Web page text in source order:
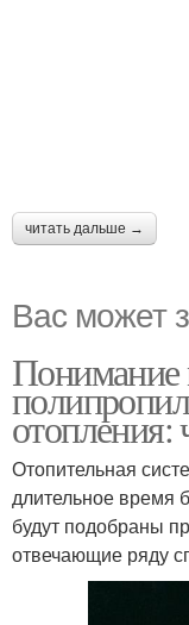
читать дальше →
Вас может
Понимание
отопления:
Отопительная
длительное время
будут подобраны
отвечающие ряду